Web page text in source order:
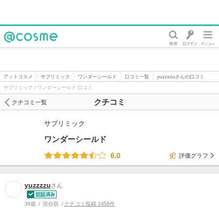
アットコスメ サブリミック ワンダーシールド 口コミ一覧
yuzzzzuさんの口コミ
サブリミック / ワンダーシールド 口コミ
クチコミ
クチコミ一覧
サブリミック
ワンダーシールド
6.0
評価グラフ
yuzzzzuさん
34歳 混合肌 クチコミ投稿 1458件